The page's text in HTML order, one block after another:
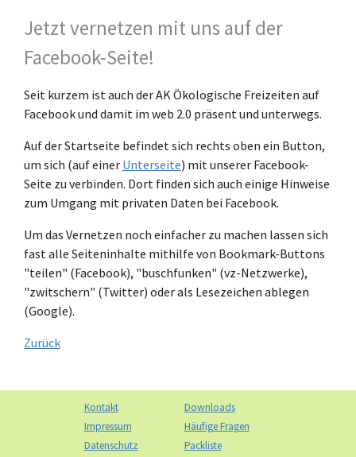
Jetzt vernetzen mit uns auf der
Facebook-Seite!
Seit kurzem ist auch der AK Ökologische Freizeiten auf
Facebook und damit im web 2.0 präsent und unterwegs.
Auf der Startseite befindet sich rechts oben ein Button,
um sich (auf einer Unterseite) mit unserer Facebook-
Seite zu verbinden. Dort finden sich auch einige Hinweise
zum Umgang mit privaten Daten bei Facebook.
Um das Vernetzen noch einfacher zu machen lassen sich
fast alle Seiteninhalte mithilfe von Bookmark-Buttons
"teilen" (Facebook), "buschfunken" (vz-Netzwerke),
"zwitschern" (Twitter) oder als Lesezeichen ablegen
(Google).
Zurück
Kontakt
Impressum
Datenschutz
Downloads
Häufige Fragen
Packliste